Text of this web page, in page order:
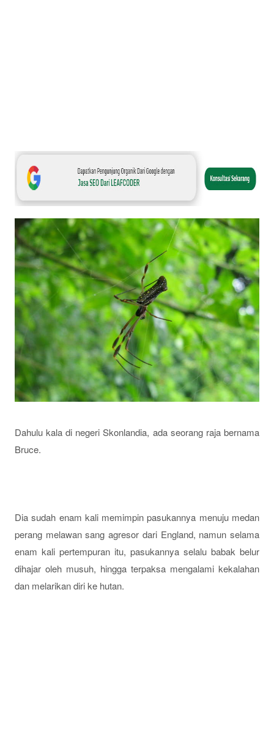
Dahulu kala di negeri Skonlandia, ada seorang raja bernama
Bruce.
Dia sudah enam kali memimpin pasukannya menuju medan
perang melawan sang agresor dari England, namun selama
enam kali pertempuran itu, pasukannya selalu babak belur
dihajar oleh musuh, hingga terpaksa mengalami kekalahan
dan melarikan diri ke hutan.